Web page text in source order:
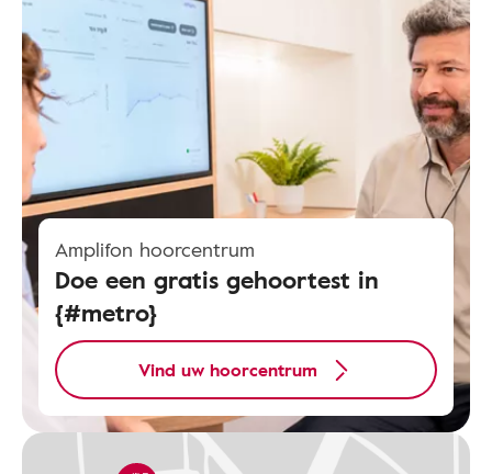
Amplifon hoorcentrum
Doe een gratis gehoortest in
{#metro}
Vind uw hoorcentrum